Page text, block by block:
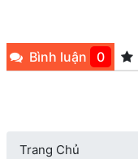
Bình luận 0
Trang Chủ